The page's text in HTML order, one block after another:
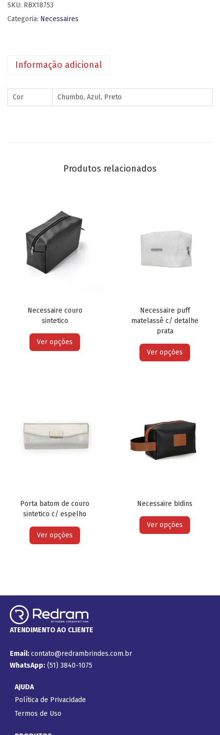
SKU: RBX18753
Categoria: Necessaires
Informação adicional
Cor Chumbo, Azul, Preto
Produtos relacionados
Necessaire couro
sintetico
Ver opções
Necessaire puff
matelassê c/ detalhe
prata
Ver opções
Porta batom de couro
sintetico c/ espelho
Ver opções
Necessaire bidins
Ver opções
ATENDIMENTO AO CLIENTE
Email:contato@redrambrindes.com.br
WhatsApp: (51) 3840-1075
AJUDA
Política de Privacidade
Termos de Uso